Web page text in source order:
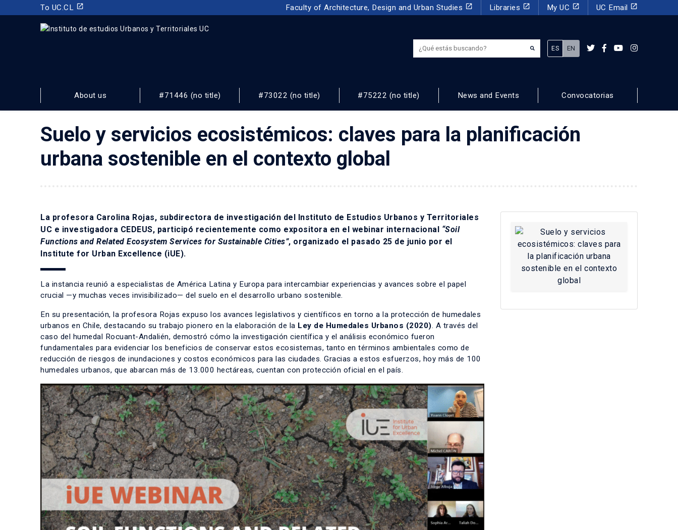
To UC.CL launch Faculty of Architecture, Design and Urban Studies launch Libraries launch My UC launch UC Email launch
Y TERRITORIALES
FACULTAD DE ARQUITECTURA, DISEÑO Y ESTUDIOS URBANOS
¿Qué estás buscando?
ES EN
About us #71446 (no title) #73022 (no title) #75222 (no title) News and Events Convocatorias
Suelo y servicios ecosistémicos: claves para la planificación
urbana sostenible en el contexto global
La profesora Carolina Rojas, subdirectora de investigación del Instituto de Estudios Urbanos y Territoriales
UC e investigadora CEDEUS, participó recientemente como expositora en el webinar internacional “Soil
Functions and Related Ecosystem Services for Sustainable Cities”, organizado el pasado 25 de junio por el
Institute for Urban Excellence (iUE).
La instancia reunió a especialistas de América Latina y Europa para intercambiar experiencias y avances sobre el papel
crucial —y muchas veces invisibilizado— del suelo en el desarrollo urbano sostenible.
En su presentación, la profesora Rojas expuso los avances legislativos y científicos en torno a la protección de humedales
urbanos en Chile, destacando su trabajo pionero en la elaboración de la Ley de Humedales Urbanos (2020). A través del
caso del humedal Rocuant-Andalién, demostró cómo la investigación científica y el análisis económico fueron
fundamentales para evidenciar los beneficios de conservar estos ecosistemas, tanto en términos ambientales como de
reducción de riesgos de inundaciones y costos económicos para las ciudades. Gracias a estos esfuerzos, hoy más de 100
humedales urbanos, que abarcan más de 13.000 hectáreas, cuentan con protección oficial en el país.